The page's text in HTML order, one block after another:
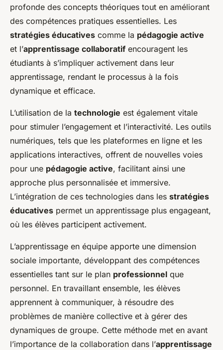
profonde des concepts théoriques tout en améliorant
des compétences pratiques essentielles. Les
stratégies éducatives comme la pédagogie active
et l’apprentissage collaboratif encouragent les
étudiants à s’impliquer activement dans leur
apprentissage, rendant le processus à la fois
dynamique et efficace.
L’utilisation de la technologie est également vitale
pour stimuler l’engagement et l’interactivité. Les outils
numériques, tels que les plateformes en ligne et les
applications interactives, offrent de nouvelles voies
pour une pédagogie active, facilitant ainsi une
approche plus personnalisée et immersive.
L’intégration de ces technologies dans les stratégies
éducatives permet un apprentissage plus engageant,
où les élèves participent activement.
L’apprentissage en équipe apporte une dimension
sociale importante, développant des compétences
essentielles tant sur le plan professionnel que
personnel. En travaillant ensemble, les élèves
apprennent à communiquer, à résoudre des
problèmes de manière collective et à gérer des
dynamiques de groupe. Cette méthode met en avant
l’importance de la collaboration dans l’apprentissage